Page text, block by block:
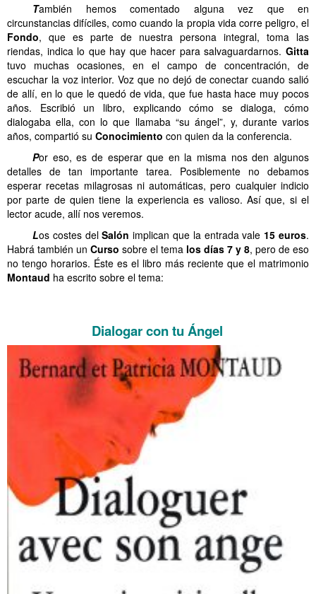
También hemos comentado alguna vez que en
circunstancias difíciles, como cuando la propia vida corre peligro, el
Fondo, que es parte de nuestra persona integral, toma las
riendas, indica lo que hay que hacer para salvaguardarnos. Gitta
tuvo muchas ocasiones, en el campo de concentración, de
escuchar la voz interior. Voz que no dejó de conectar cuando salió
de allí, en lo que le quedó de vida, que fue hasta hace muy pocos
años. Escribió un libro, explicando cómo se dialoga, cómo
dialogaba ella, con lo que llamaba “su ángel”, y, durante varios
años, compartió su Conocimiento con quien da la conferencia.
Por eso, es de esperar que en la misma nos den algunos
detalles de tan importante tarea. Posiblemente no debamos
esperar recetas milagrosas ni automáticas, pero cualquier indicio
por parte de quien tiene la experiencia es valioso. Así que, si el
lector acude, allí nos veremos.
Los costes delSalón implican que la entrada vale 15 euros.
Habrá también un Curso sobre el tema los días 7 y 8, pero de eso
no tengo horarios. Éste es el libro más reciente que el matrimonio
Montaud ha escrito sobre el tema:
Dialogar con tu Ángel